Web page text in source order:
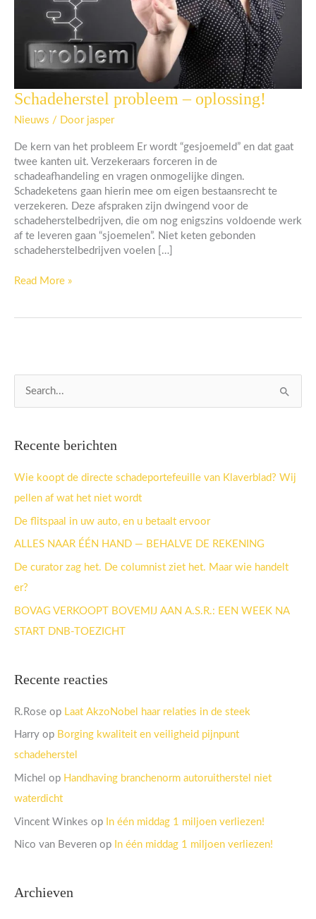
Schadeherstel probleem – oplossing!
Nieuws / Door jasper
De kern van het probleem Er wordt “gesjoemeld” en dat gaat
twee kanten uit. Verzekeraars forceren in de
schadeafhandeling en vragen onmogelijke dingen.
Schadeketens gaan hierin mee om eigen bestaansrecht te
verzekeren. Deze afspraken zijn dwingend voor de
schadeherstelbedrijven, die om nog enigszins voldoende werk
af te leveren gaan “sjoemelen”. Niet keten gebonden
schadeherstelbedrijven voelen […]
Schadeherstel
–
oplossing!
Read More »
n
a
a
r
Recente berichten
Wie koopt de directe schadeportefeuille van Klaverblad? Wij
pellen af wat het niet wordt
De flitspaal in uw auto, en u betaalt ervoor
ALLES NAAR ÉÉN HAND — BEHALVE DE REKENING
De curator zag het. De columnist ziet het. Maar wie handelt
er?
BOVAG VERKOOPT BOVEMIJ AAN A.S.R.: EEN WEEK NA
START DNB-TOEZICHT
Recente reacties
R.Rose op Laat AkzoNobel haar relaties in de steek
Harry op Borging kwaliteit en veiligheid pijnpunt
schadeherstel
Michel op Handhaving branchenorm autoruitherstel niet
waterdicht
Vincent Winkes op In één middag 1 miljoen verliezen!
Nico van Beveren op In één middag 1 miljoen verliezen!
Archieven